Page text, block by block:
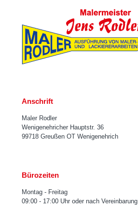
Anschrift
Maler Rodler
Wenigenehricher Hauptstr. 36
99718 Greußen OT Wenigenehrich
Bürozeiten
Montag - Freitag
09:00 - 17:00 Uhr oder nach Vereinbarung